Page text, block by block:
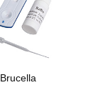
Brucella